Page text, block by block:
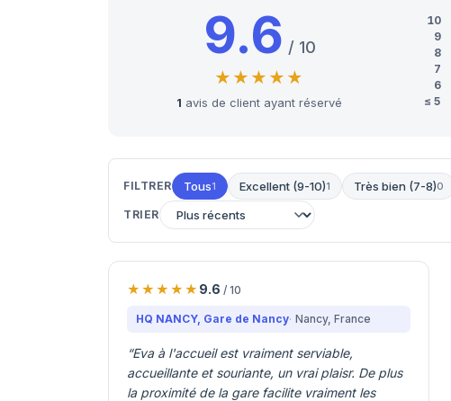
9.6 / 10
1 avis de client ayant réservé
10
9
8
7
6
≤ 5
FILTRER Tous1 Excellent (9-10)1 Très bien (7-8)0
TRIER
9.6 / 10
HQ NANCY, Gare de Nancy Nancy, France
“Eva à l'accueil est vraiment serviable,
accueillante et souriante, un vrai plaisr. De plus
la proximité de la gare facilite vraiment les